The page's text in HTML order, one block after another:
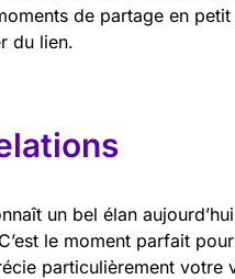
de partage en
du lien.
un bel élan
le moment parfait
particulièrement votre